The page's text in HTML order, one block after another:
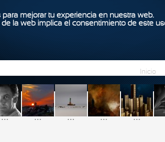
mejorar tu experiencia en nuestra web.
la web implica el consentimiento de este
Inicio
... ... ... ... ...